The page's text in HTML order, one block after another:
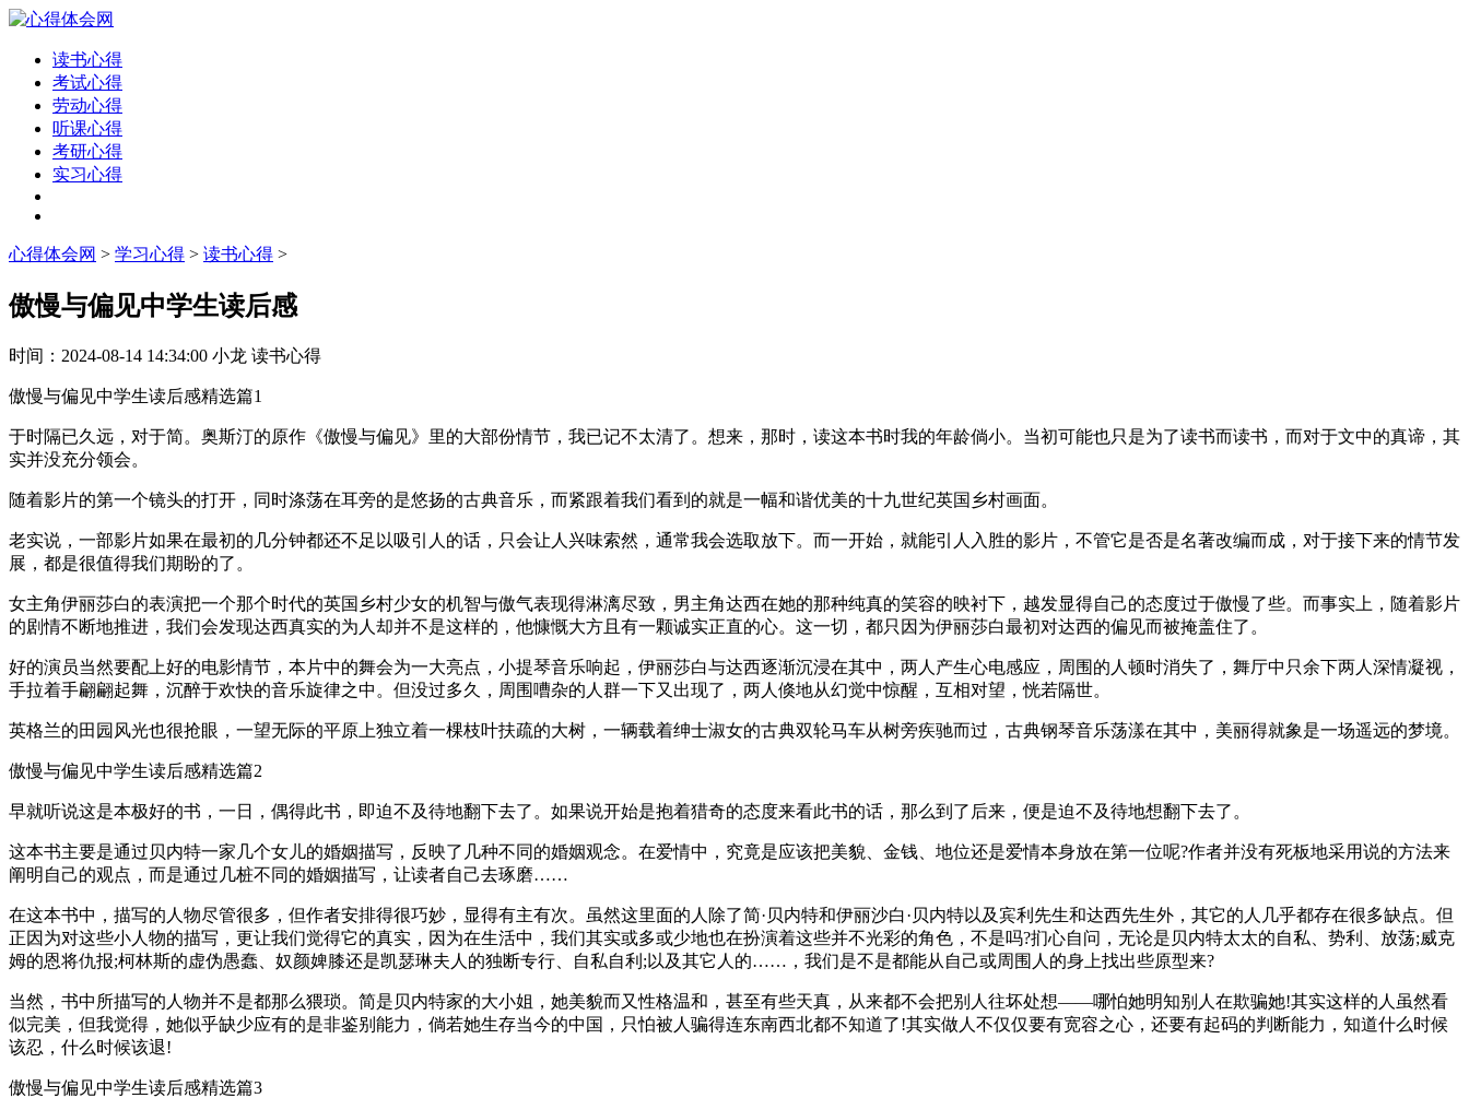
读书心得
考试心得
劳动心得
听课心得
考研心得
实习心得
心得体会网 > 学习心得 > 读书心得 >
傲慢与偏见中学生读后感
时间： 2024-08-14 14:34:00 小龙 读书心得
傲慢与偏见中学生读后感精选篇1
于时隔已久远，对于简。奥斯汀的原作《傲慢与偏见》里的大部份情节，我已记不太清了。想来，那时，读这本书时我的年龄倘小。当初可能也只是为了读书而读书，而对于文中的真谛，其
实并没充分领会。
随着影片的第一个镜头的打开，同时涤荡在耳旁的是悠扬的古典音乐，而紧跟着我们看到的就是一幅和谐优美的十九世纪英国乡村画面。
老实说，一部影片如果在最初的几分钟都还不足以吸引人的话，只会让人兴味索然，通常我会选取放下。而一开始，就能引人入胜的影片，不管它是否是名著改编而成，对于接下来的情节发
展，都是很值得我们期盼的了。
女主角伊丽莎白的表演把一个那个时代的英国乡村少女的机智与傲气表现得淋漓尽致，男主角达西在她的那种纯真的笑容的映衬下，越发显得自己的态度过于傲慢了些。而事实上，随着影片
的剧情不断地推进，我们会发现达西真实的为人却并不是这样的，他慷慨大方且有一颗诚实正直的心。这一切，都只因为伊丽莎白最初对达西的偏见而被掩盖住了。
好的演员当然要配上好的电影情节，本片中的舞会为一大亮点，小提琴音乐响起，伊丽莎白与达西逐渐沉浸在其中，两人产生心电感应，周围的人顿时消失了，舞厅中只余下两人深情凝视，
手拉着手翩翩起舞，沉醉于欢快的音乐旋律之中。但没过多久，周围嘈杂的人群一下又出现了，两人倏地从幻觉中惊醒，互相对望，恍若隔世。
英格兰的田园风光也很抢眼，一望无际的平原上独立着一棵枝叶扶疏的大树，一辆载着绅士淑女的古典双轮马车从树旁疾驰而过，古典钢琴音乐荡漾在其中，美丽得就象是一场遥远的梦境。
傲慢与偏见中学生读后感精选篇2
早就听说这是本极好的书，一日，偶得此书，即迫不及待地翻下去了。如果说开始是抱着猎奇的态度来看此书的话，那么到了后来，便是迫不及待地想翻下去了。
这本书主要是通过贝内特一家几个女儿的婚姻描写，反映了几种不同的婚姻观念。在爱情中，究竟是应该把美貌、金钱、地位还是爱情本身放在第一位呢?作者并没有死板地采用说的方法来
阐明自己的观点，而是通过几桩不同的婚姻描写，让读者自己去琢磨……
在这本书中，描写的人物尽管很多，但作者安排得很巧妙，显得有主有次。虽然这里面的人除了简·贝内特和伊丽沙白·贝内特以及宾利先生和达西先生外，其它的人几乎都存在很多缺点。但
正因为对这些小人物的描写，更让我们觉得它的真实，因为在生活中，我们其实或多或少地也在扮演着这些并不光彩的角色，不是吗?扪心自问，无论是贝内特太太的自私、势利、放荡;威克
姆的恩将仇报;柯林斯的虚伪愚蠢、奴颜婢膝还是凯瑟琳夫人的独断专行、自私自利;以及其它人的……，我们是不是都能从自己或周围人的身上找出些原型来?
当然，书中所描写的人物并不是都那么猥琐。简是贝内特家的大小姐，她美貌而又性格温和，甚至有些天真，从来都不会把别人往坏处想——哪怕她明知别人在欺骗她!其实这样的人虽然看
似完美，但我觉得，她似乎缺少应有的是非鉴别能力，倘若她生存当今的中国，只怕被人骗得连东南西北都不知道了!其实做人不仅仅要有宽容之心，还要有起码的判断能力，知道什么时候
该忍，什么时候该退!
傲慢与偏见中学生读后感精选篇3